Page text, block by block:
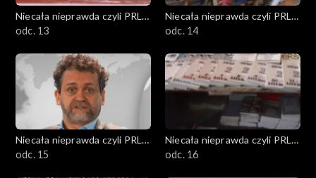
Niecała nieprawda czyli PRL
w DTV
odc. 13
Niecała nieprawda czyli PRL
w DTV
odc. 14
Niecała nieprawda czyli PRL
w DTV
odc. 15
Niecała nieprawda czyli PRL
w DTV
odc. 16